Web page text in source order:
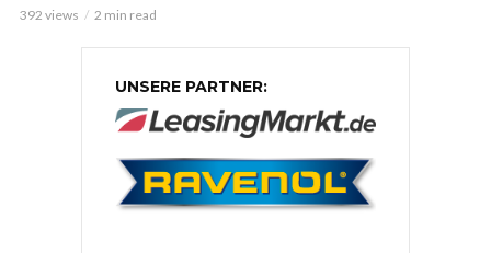
392 views 2 min read
UNSERE PARTNER: